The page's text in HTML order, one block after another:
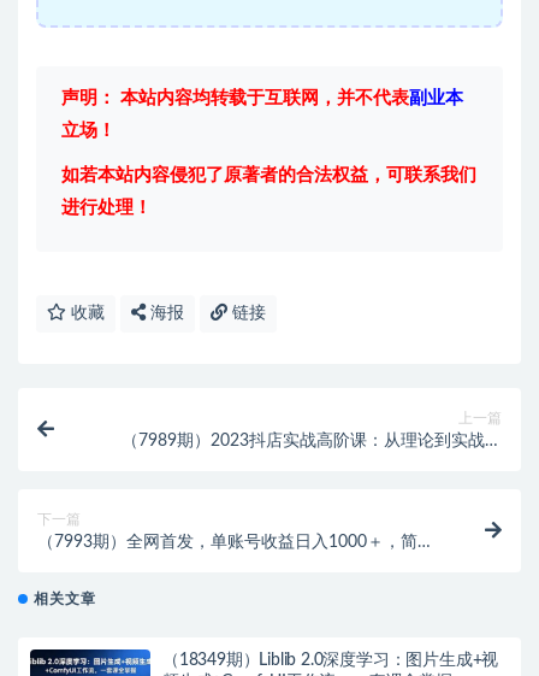
声明： 本站内容均转载于互联网，并不代表副业本
立场！
如若本站内容侵犯了原著者的合法权益，可联系我们
进行处理！
收藏 海报 链接
上一篇
（7989期）2023抖店实战高阶课：从理论到实战演
下一篇
（7993期）全网首发，单账号收益日入1000＋，简单
相关文章
（18349期）Liblib 2.0深度学习：图片生成+视